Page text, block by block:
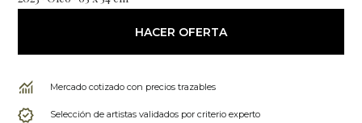
HACER OFERTA
Mercado cotizado con precios trazables
Selección de artistas validados por criterio experto